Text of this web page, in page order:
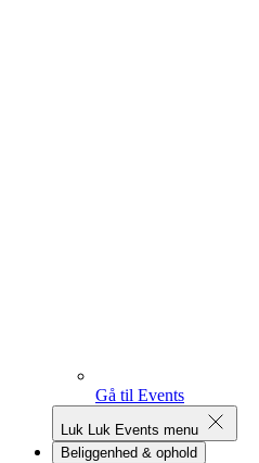
Gå til Events
Luk Luk Events menu
Beliggenhed & ophold